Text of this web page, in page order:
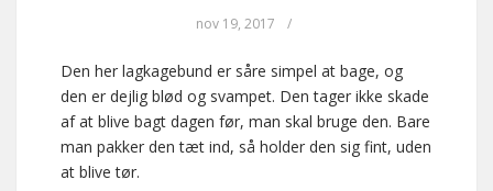
nov 19, 2017 /
Den her lagkagebund er såre simpel at bage, og
den er dejlig blød og svampet. Den tager ikke skade
af at blive bagt dagen før, man skal bruge den. Bare
man pakker den tæt ind, så holder den sig fint, uden
at blive tør.